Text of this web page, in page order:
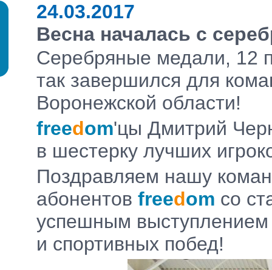
24.03.2017
Весна началась с
Серебряные медали, 12
так завершился для
Воронежской области!
freedom'цы Дмитрий
в шестерку лучших
Поздравляем нашу
абонентов freedom со
успешным
и спортивных побед!